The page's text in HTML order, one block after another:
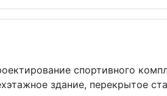
спортивного
здание, перекрытое